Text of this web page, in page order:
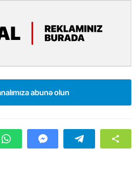
abunə olun